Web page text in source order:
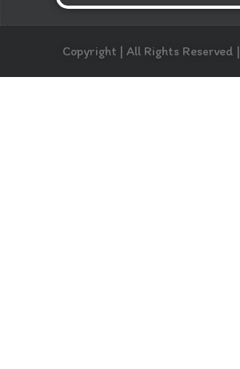
Copyright | All Rights Reserved |